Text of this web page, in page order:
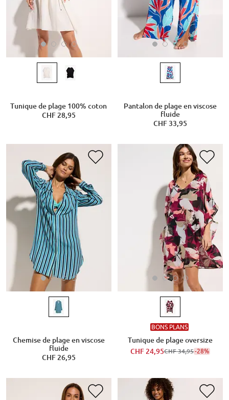
Tunique de plage 100% coton
CHF 28,95
Pantalon de plage en viscose
fluide
CHF 33,95
Chemise de plage en viscose
fluide
CHF 26,95
BONS PLANS
Tunique de plage oversize
CHF 24,95CHF 34,95-28%